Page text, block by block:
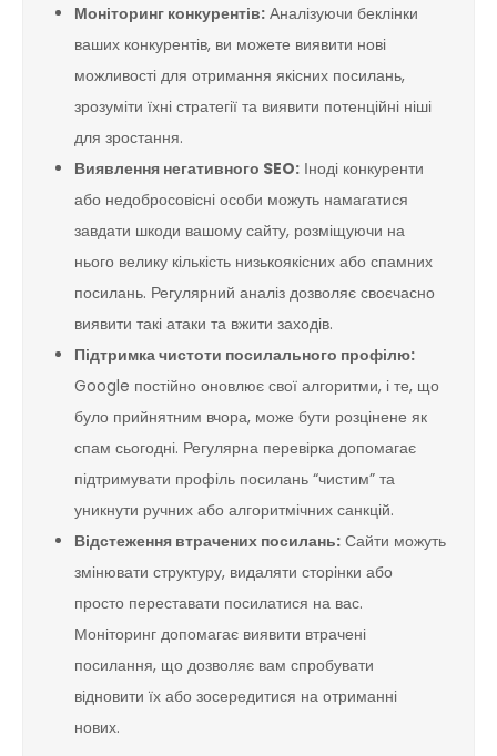
Моніторинг конкурентів: Аналізуючи беклінки
ваших конкурентів, ви можете виявити нові
можливості для отримання якісних посилань,
зрозуміти їхні стратегії та виявити потенційні ніші
для зростання.
Виявлення негативного SEO: Іноді конкуренти
або недобросовісні особи можуть намагатися
завдати шкоди вашому сайту, розміщуючи на
нього велику кількість низькоякісних або спамних
посилань. Регулярний аналіз дозволяє своєчасно
виявити такі атаки та вжити заходів.
Підтримка чистоти посилального профілю:
Google постійно оновлює свої алгоритми, і те, що
було прийнятним вчора, може бути розцінене як
спам сьогодні. Регулярна перевірка допомагає
підтримувати профіль посилань “чистим” та
уникнути ручних або алгоритмічних санкцій.
Відстеження втрачених посилань: Сайти можуть
змінювати структуру, видаляти сторінки або
просто переставати посилатися на вас.
Моніторинг допомагає виявити втрачені
посилання, що дозволяє вам спробувати
відновити їх або зосередитися на отриманні
нових.